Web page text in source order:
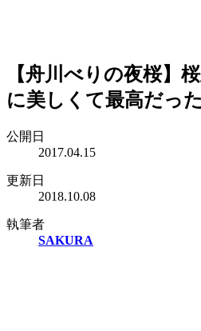
【舟川べりの夜桜】
に美しくて最高だった
公開日
2017.04.15
更新日
2018.10.08
執筆者
SAKURA